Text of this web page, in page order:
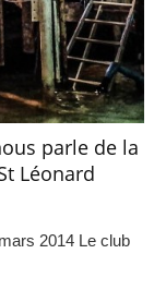
parle de la
Léonard
2014 Le club